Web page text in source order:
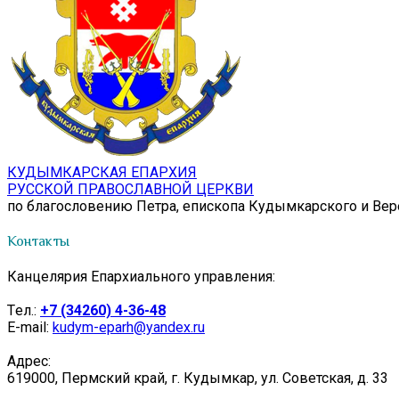
КУДЫМКАРСКАЯ ЕПАРХИЯ
РУССКОЙ ПРАВОСЛАВНОЙ ЦЕРКВИ
по благословению Петра, епископа Кудымкарского и
Контакты
Канцелярия Епархиального управления:
Tел.: +7 (34260) 4-36-48
E-mail: kudym-eparh@yandex.ru
Адрес:
619000, Пермский край, г. Кудымкар, ул. Советская, д. 33